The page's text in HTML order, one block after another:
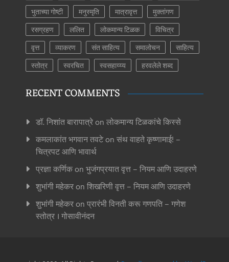
भुताच्या गोष्टी
मनुस्मृति मात्रावृत्त
मुक्तांगण
रसग्रहण
ललित लोकमान्य टिळक
विचित्र
वृत्त
व्याकरण संत साहित्य समालोचन
साहित्य
स्तोत्र
स्वरचित स्वसहाय्य्य हरवलेले शब्द
RECENT COMMENTS
डॉ. निशांत बारापात्रेon लोकमान्य टिळकांचे किस्से
कमलाकांत भगवान तवटेon संथ वाहते कृष्णामाई! –
चित्रपट आणि भावार्थ
प्रज्ञा कर्णिकon भुजंगप्रयात वृत्त – नियम आणि उदाहरणे
शुभांगी महेकरon शिखरिणी वृत्त – नियम आणि उदाहरणे
शुभांगी महेकरon प्रारंभी विनती करू गणपति – गणेश
स्तोत्र । गोसावीनंदन